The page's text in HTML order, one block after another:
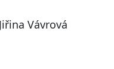
Vávrová